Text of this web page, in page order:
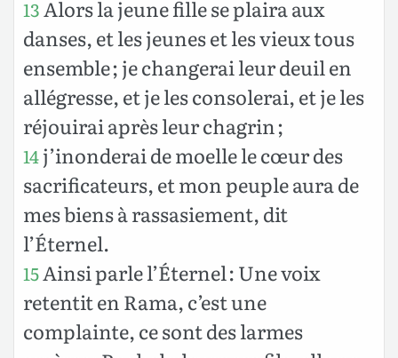
13Alors la jeune fille se plaira aux
danses, et les jeunes et les vieux tous
ensemble ; je changerai leur deuil en
allégresse, et je les consolerai, et je les
réjouirai après leur chagrin ;
14j’inonderai de moelle le cœur des
sacrificateurs, et mon peuple aura de
mes biens à rassasiement, dit
l’Éternel.
15Ainsi parle l’Éternel : Une voix
retentit en Rama, c’est une
complainte, ce sont des larmes